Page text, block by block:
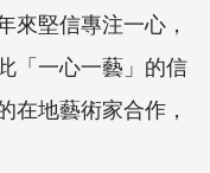
來堅信專注一心，
「一心一藝」的信
在地藝術家合作，